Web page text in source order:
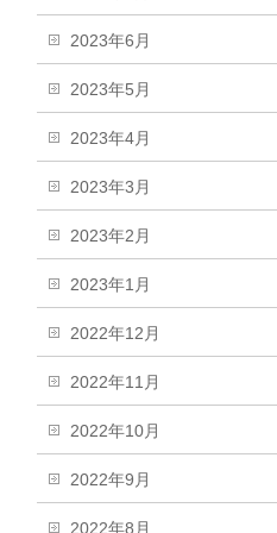
2023年6月
2023年5月
2023年4月
2023年3月
2023年2月
2023年1月
2022年12月
2022年11月
2022年10月
2022年9月
2022年8月